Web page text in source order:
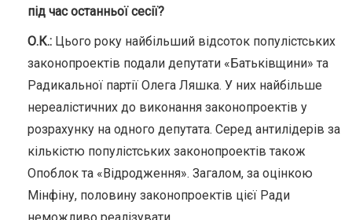
під час останньої сесії?
О.К.: Цього року найбільший відсоток популістських
законопроектів подали депутати «Батьківщини» та
Радикальної партії Олега Ляшка. У них найбільше
нереалістичних до виконання законопроектів у
розрахунку на одного депутата. Серед антилідерів за
кількістю популістських законопроектів також
Опоблок та «Відродження». Загалом, за оцінкою
Мінфіну, половину законопроектів цієї Ради